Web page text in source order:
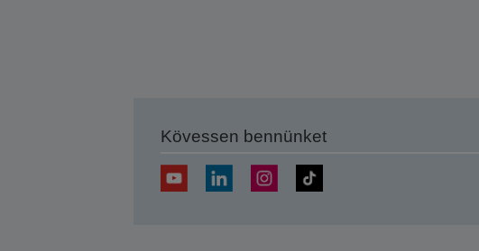
Kövessen bennünket